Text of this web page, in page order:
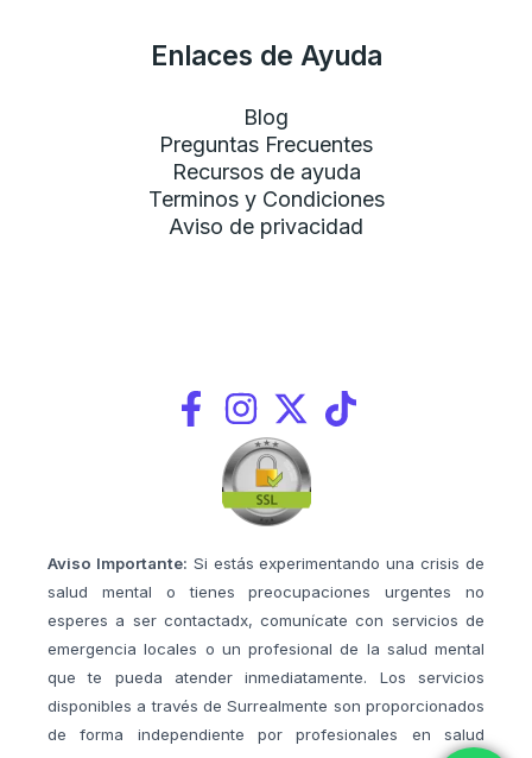
Enlaces de Ayuda
Blog
Preguntas Frecuentes
Recursos de ayuda
Terminos y Condiciones
Aviso de privacidad
Aviso Importante: Si estás experimentando una crisis de
salud mental o tienes preocupaciones urgentes no
esperes a ser contactadx, comunícate con servicios de
emergencia locales o un profesional de la salud mental
que te pueda atender inmediatamente. Los servicios
disponibles a través de Surrealmente son proporcionados
de forma independiente por profesionales en salud